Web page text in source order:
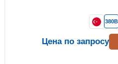
380В
Цена по запросу